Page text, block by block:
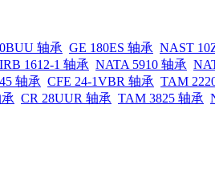
轴承 GE 180ES 轴承 NAST
IRB 1612-1 轴承 NATA 5910 轴承
轴承 CFE 24-1VBR 轴承 TAM
CR 28UUR 轴承 TAM 3825 轴承